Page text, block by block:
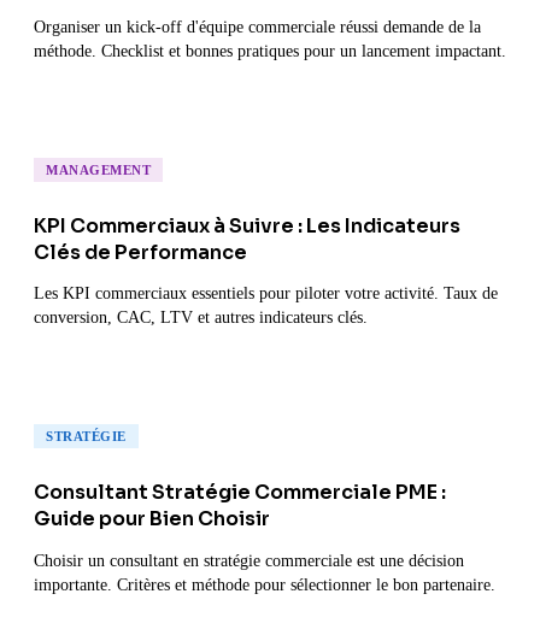
Organiser un kick-off d'équipe commerciale réussi demande de la
méthode. Checklist et bonnes pratiques pour un lancement impactant.
MANAGEMENT
KPI Commerciaux à Suivre : Les Indicateurs
Clés de Performance
Les KPI commerciaux essentiels pour piloter votre activité. Taux de
conversion, CAC, LTV et autres indicateurs clés.
STRATÉGIE
Consultant Stratégie Commerciale PME :
Guide pour Bien Choisir
Choisir un consultant en stratégie commerciale est une décision
importante. Critères et méthode pour sélectionner le bon partenaire.